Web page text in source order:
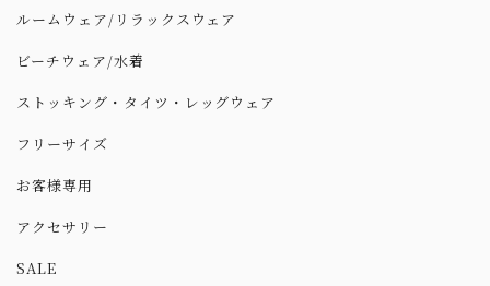
ルームウェア/リラックスウェア
ビーチウェア/水着
ストッキング・タイツ・レッグウェア
フリーサイズ
お客様専用
アクセサリー
SALE